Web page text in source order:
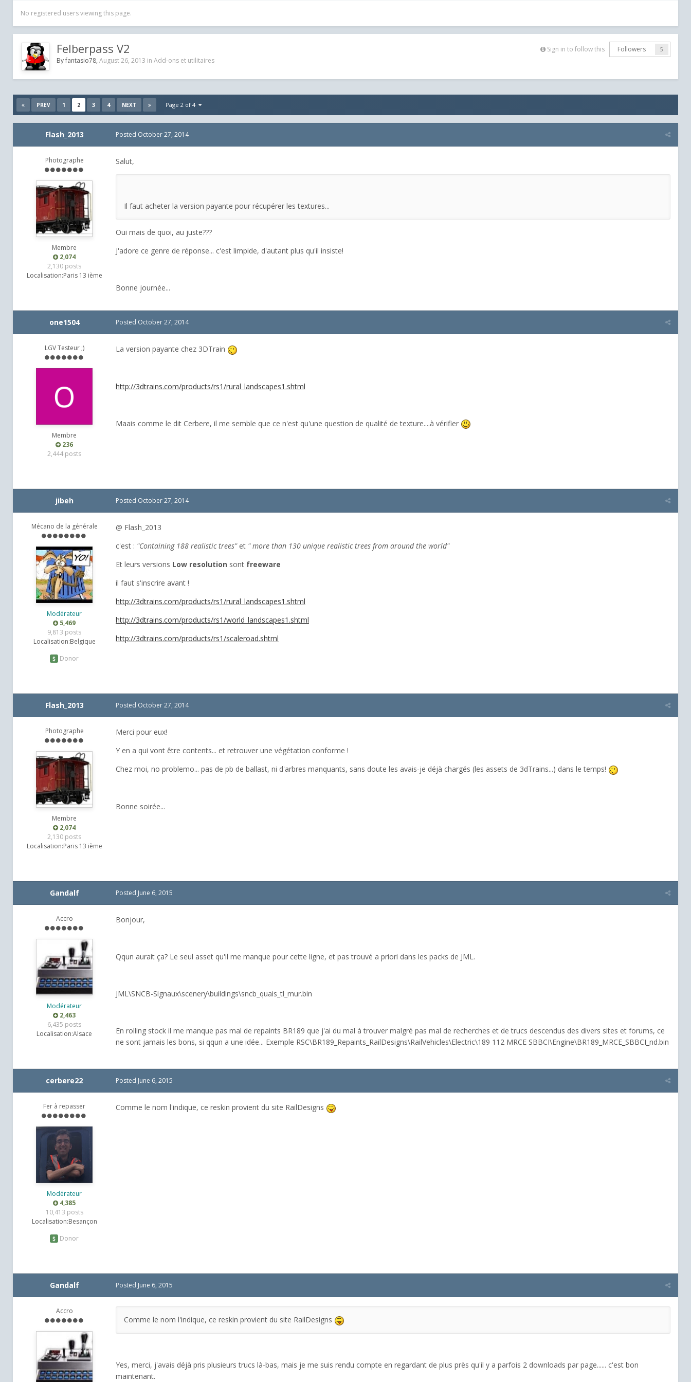
No registered users viewing this page.
Sign in to follow this Followers 5
Felberpass V2
Byfantasio78, August 26, 2013 in Add-ons et utilitaires
PREV 1 2 3 4 NEXT Page 2 of 4
Flash_2013
Photographe
Membre
2,074
2,130 posts
Localisation:Paris 13 ième
Posted October 27, 2014
Salut,
Il faut acheter la version payante pour récupérer les textures...
Oui mais de quoi, au juste???
J'adore ce genre de réponse... c'est limpide, d'autant plus qu'il insiste!
Bonne journée...
one1504
LGV Testeur ;)
Membre
236
2,444 posts
Posted October 27, 2014
La version payante chez 3DTrain
http://3dtrains.com/products/rs1/rural_landscapes1.shtml
Maais comme le dit Cerbere, il me semble que ce n'est qu'une question de qualité de texture....à vérifier
jibeh
Mécano de la générale
Modérateur
5,469
9,813 posts
Localisation:Belgique
Donor
Posted October 27, 2014
@ Flash_2013
c'est : "Containing 188 realistic trees"et " more than 130 unique realistic trees from around the world"
Et leurs versions Low resolution sont freeware
il faut s'inscrire avant !
http://3dtrains.com/products/rs1/rural_landscapes1.shtml
http://3dtrains.com/products/rs1/world_landscapes1.shtml
http://3dtrains.com/products/rs1/scaleroad.shtml
Flash_2013
Photographe
Membre
2,074
2,130 posts
Localisation:Paris 13 ième
Posted October 27, 2014
Merci pour eux!
Y en a qui vont être contents... et retrouver une végétation conforme !
Chez moi, no problemo... pas de pb de ballast, ni d'arbres manquants, sans doute les avais-je déjà chargés (les assets de 3dTrains...) dans le temps!
Bonne soirée...
Gandalf
Accro
Modérateur
2,463
6,435 posts
Localisation:Alsace
Posted June 6, 2015
Bonjour,
Qqun aurait ça? Le seul asset qu'il me manque pour cette ligne, et pas trouvé a priori dans les packs de JML.
JML\SNCB-Signaux\scenery\buildings\sncb_quais_tl_mur.bin
En rolling stock il me manque pas mal de repaints BR189 que j'ai du mal à trouver malgré pas mal de recherches et de trucs descendus des divers sites et forums, ce
ne sont jamais les bons, si qqun a une idée... Exemple RSC\BR189_Repaints_RailDesigns\RailVehicles\Electric\189 112 MRCE SBBCI\Engine\BR189_MRCE_SBBCI_nd.bin
cerbere22
Fer à repasser
Modérateur
4,385
10,413 posts
Localisation:Besançon
Donor
Posted June 6, 2015
Comme le nom l'indique, ce reskin provient du site RailDesigns
Gandalf
Accro
Posted June 6, 2015
Comme le nom l'indique, ce reskin provient du site RailDesigns
Yes, merci, j'avais déjà pris plusieurs trucs là-bas, mais je me suis rendu compte en regardant de plus près qu'il y a parfois 2 downloads par page...... c'est bon
maintenant.